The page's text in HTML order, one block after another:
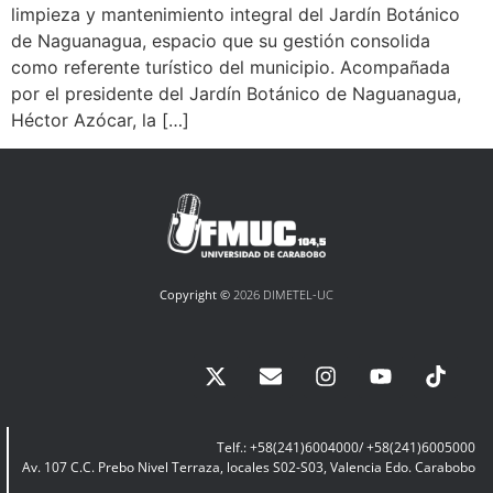
limpieza y mantenimiento integral del Jardín Botánico
de Naguanagua, espacio que su gestión consolida
como referente turístico del municipio. Acompañada
por el presidente del Jardín Botánico de Naguanagua,
Héctor Azócar, la […]
Copyright © 2026 DIMETEL-UC
Telf.: +58(241)6004000/ +58(241)6005000
Av. 107 C.C. Prebo Nivel Terraza, locales S02-S03, Valencia Edo. Carabobo